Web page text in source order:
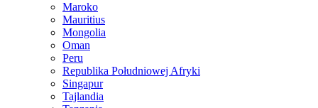
Maroko
Mauritius
Mongolia
Oman
Peru
Republika Południowej Afryki
Singapur
Tajlandia